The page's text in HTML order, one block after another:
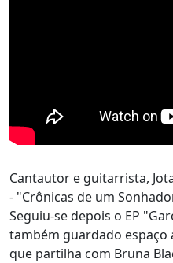
Cantautor e guitarrista,
- "Crônicas de um
Seguiu-se depois o EP
também guardado espaço
que partilha com Bruna